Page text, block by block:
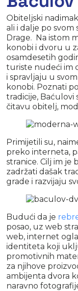
Obiteljski
ali i dalje po
Drage. Na istom
konobi i dvoru u
osamdesetih
turiste nudeći im
i spravljaju u
konobi. Poznati
tradicije, Baćulovi
čitavu obitelj,
Primijetili su,
preko interneta,
stranice. Cilj im je
zadržati dašak
grade i razvijaju
Budući da je
posao, uz web
web, internet
identiteta koji
promotivnih
za njihove
ambijenta dvora
naravno